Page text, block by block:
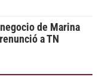
de Marina
a TN